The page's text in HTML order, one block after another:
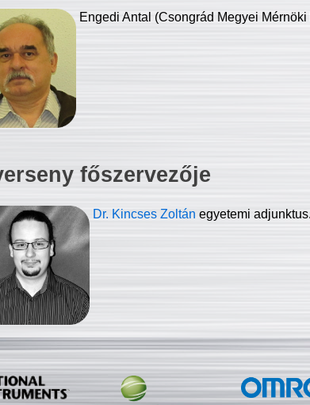
Engedi Antal (Csongrád Megyei
főszervezője
Dr. Kincses Zoltán egyetemi adjunktus.